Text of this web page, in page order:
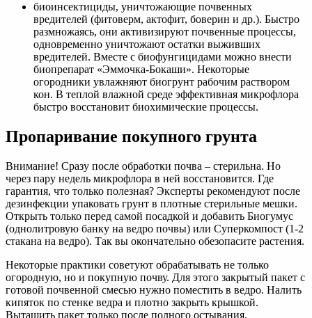
биоинсектициды, уничтожающие почвенных
вредителей (фитоверм, актофит, боверин и др.). Быстро
размножаясь, они активизируют почвенные процессы,
одновременно уничтожают остатки выживших
вредителей. Вместе с биофунгицидами можно внести
биопрепарат «Эммочка-Бокаши». Некоторые
огородники увлажняют биогрунт рабочим раствором
кон. В теплой влажной среде эффективная микрофлора
быстро восстановит биохимические процессы.
Пропаривание покупного грунта
Внимание! Сразу после обработки почва – стерильна. Но
через пару недель микрофлора в ней восстановится. Где
гарантия, что только полезная? Эксперты рекомендуют после
дезинфекции упаковать грунт в плотные стерильные мешки.
Открыть только перед самой посадкой и добавить Биогумус
(однолитровую банку на ведро почвы) или Суперкомпост (1-2
стакана на ведро). Так вы окончательно обезопасите растения.
Некоторые практики советуют обрабатывать не только
огородную, но и покупную почву. Для этого закрытый пакет с
готовой почвенной смесью нужно поместить в ведро. Налить
кипяток по стенке ведра и плотно закрыть крышкой.
Вытащить пакет только после полного остывания.